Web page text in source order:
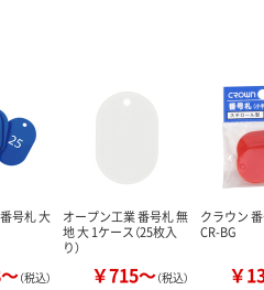
号札 大
（税込）
オープン工業 番号札 無
地 大 1ケース（25枚入
り）
￥715～（税込）
クラウン
CR-BG
￥